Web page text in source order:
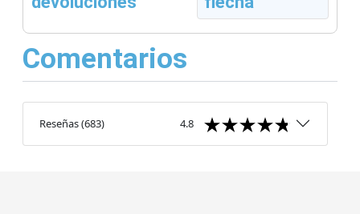
Comentarios
Reseñas(683) 4.8